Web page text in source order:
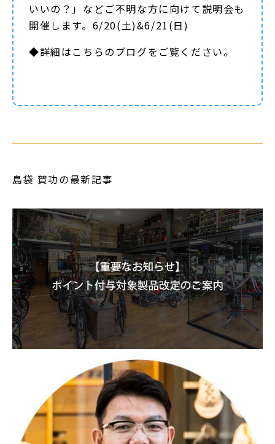
いいの？」などご不明な方に向けて説明会も
開催します。6/20(土)&6/21(日)
◆詳細はこちらのブログをご覧ください。
島袋 賀功の最新記事